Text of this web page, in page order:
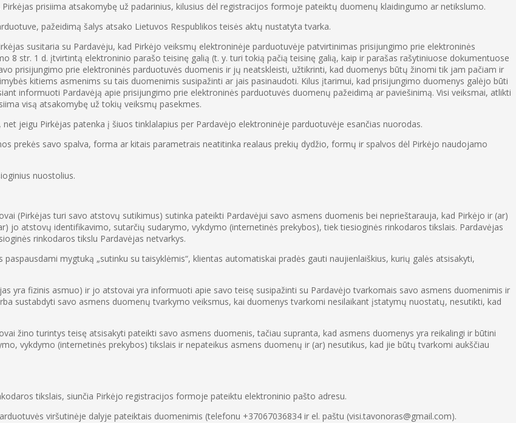
prisiima atsakomybę už padarinius, kilusius dėl registracijos formoje pateiktų duomenų klaidingumo ar netikslumo.
pažeidimą šalys atsako Lietuvos Respublikos teisės aktų nustatyta tvarka.
susitaria su Pardavėju, kad Pirkėjo veiksmų elektroninėje parduotuvėje patvirtinimas prisijungimo prie elektroninės
str. 1 d. įtvirtintą elektroninio parašo teisinę galią (t. y. turi tokią pačią teisinę galią, kaip ir parašas rašytiniuose dokumentuose
prisijungimo prie elektroninės parduotuvės duomenis ir jų neatskleisti, užtikrinti, kad duomenys būtų žinomi tik jam pačiam ir
kitiems asmenims su tais duomenimis susipažinti ar jais pasinaudoti. Kilus įtarimui, kad prisijungimo duomenys galėjo būti
informuoti Pardavėją apie prisijungimo prie elektroninės parduotuvės duomenų pažeidimą ar paviešinimą. Visi veiksmai, atlikti
visą atsakomybę už tokių veiksmų pasekmes.
jeigu Pirkėjas patenka į šiuos tinklalapius per Pardavėjo elektroninėje parduotuvėje esančias nuorodas.
prekės savo spalva, forma ar kitais parametrais neatitinka realaus prekių dydžio, formų ir spalvos dėl Pirkėjo naudojamo
nuostolius.
(Pirkėjas turi savo atstovų sutikimus) sutinka pateikti Pardavėjui savo asmens duomenis bei neprieštarauja, kad Pirkėjo ir (ar)
jo atstovų identifikavimo, sutarčių sudarymo, vykdymo (internetinės prekybos), tiek tiesioginės rinkodaros tikslais. Pardavėjas
rinkodaros tikslu Pardavėjas netvarkys.
mygtuką „sutinku su taisyklėmis“, klientas automatiskai pradės gauti naujienlaiškius, kurių galės atsisakyti,
yra fizinis asmuo) ir jo atstovai yra informuoti apie savo teisę susipažinti su Pardavėjo tvarkomais savo asmens duomenimis ir
sustabdyti savo asmens duomenų tvarkymo veiksmus, kai duomenys tvarkomi nesilaikant įstatymų nuostatų, nesutikti, kad
žino turintys teisę atsisakyti pateikti savo asmens duomenis, tačiau supranta, kad asmens duomenys yra reikalingi ir būtini
vykdymo (internetinės prekybos) tikslais ir nepateikus asmens duomenų ir (ar) nesutikus, kad jie būtų tvarkomi aukščiau
tikslais, siunčia Pirkėjo registracijos formoje pateiktu elektroninio pašto adresu.
viršutinėje dalyje pateiktais duomenimis (telefonu +37067036834 ir el. paštu (visi.tavonoras@gmail.com).